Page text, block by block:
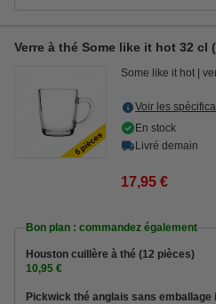
Verre à thé Some like it hot 32 cl
Some like it hot
Voir les
En stock
Livré demain
17,95 €
Bon plan : commandez également
Houston cuillère à thé (12 pièces)
10,95 €
Pickwick thé anglais sans emballage